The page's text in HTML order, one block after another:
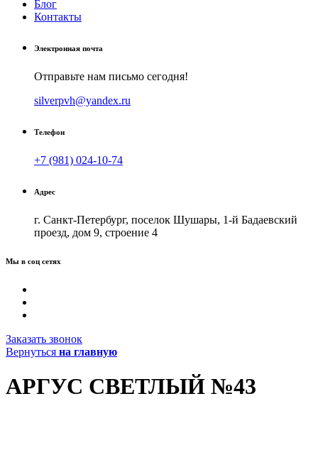
Блог
Контакты
Электронная почта
Отправьте нам письмо сегодня!
silverpvh@yandex.ru
Телефон
+7 (981) 024-10-74
Адрес
г. Санкт-Петербург, поселок Шушары, 1-й Бадаевский
проезд, дом 9, строение 4
Мы в соц сетях
Заказать звонок
Вернуться на главную
АРГУС СВЕТЛЫЙ №43